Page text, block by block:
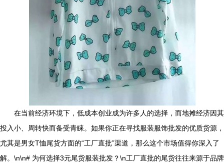
在当前经济环境下，低成本创业成为许多人的选择，而地摊经济因其
投入小、周转快而备受青睐。如果你正在寻找服装服饰批发的优质货源，
尤其是男女T恤尾货方面的“工厂直批”渠道，那么这个市场值得你深入了
解。\n\n# 为何选择3元尾货服装批发？\n工厂直批的尾货往往来源于品牌